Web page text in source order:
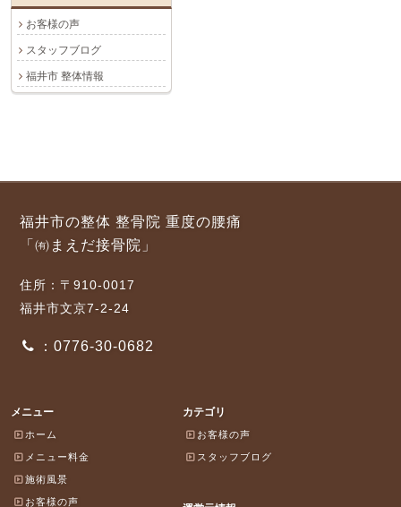
お客様の声
スタッフブログ
福井市 整体情報
福井市の整体 整骨院 重度の腰痛
「㈲まえだ接骨院」
住所：〒910-0017
福井市文京7-2-24
：0776-30-0682
メニュー
ホーム
メニュー料金
施術風景
お客様の声
カテゴリ
お客様の声
スタッフブログ